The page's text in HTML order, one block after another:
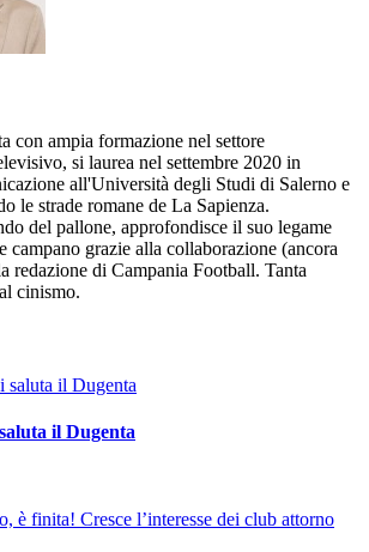
con ampia formazione nel settore
si laurea nel settembre 2020 in
all'Università degli Studi di Salerno e
le strade romane de La Sapienza.
del pallone, approfondisce il suo legame
campano grazie alla collaborazione (ancora
redazione di Campania Football. Tanta
cinismo.
il Dugenta